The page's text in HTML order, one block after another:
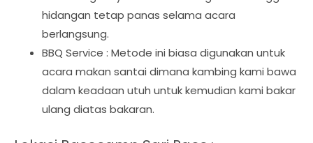
hidangan tetap panas selama acara
berlangsung.
BBQ Service : Metode ini biasa digunakan untuk
acara makan santai dimana kambing kami bawa
dalam keadaan utuh untuk kemudian kami bakar
ulang diatas bakaran.